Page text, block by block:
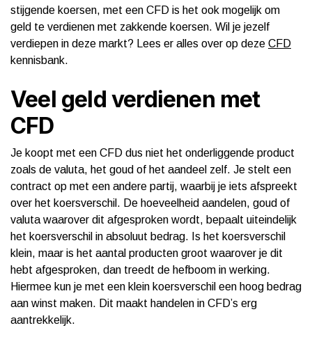
stijgende koersen, met een CFD is het ook mogelijk om
geld te verdienen met zakkende koersen. Wil je jezelf
verdiepen in deze markt? Lees er alles over op deze CFD
kennisbank.
Veel geld verdienen met
CFD
Je koopt met een CFD dus niet het onderliggende product
zoals de valuta, het goud of het aandeel zelf. Je stelt een
contract op met een andere partij, waarbij je iets afspreekt
over het koersverschil. De hoeveelheid aandelen, goud of
valuta waarover dit afgesproken wordt, bepaalt uiteindelijk
het koersverschil in absoluut bedrag. Is het koersverschil
klein, maar is het aantal producten groot waarover je dit
hebt afgesproken, dan treedt de hefboom in werking.
Hiermee kun je met een klein koersverschil een hoog bedrag
aan winst maken. Dit maakt handelen in CFD’s erg
aantrekkelijk.